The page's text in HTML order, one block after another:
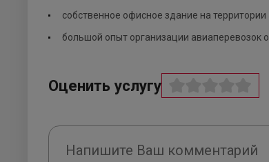
собственное офисное здание на
большой опыт организации авиаперевозок
Оценить услугу